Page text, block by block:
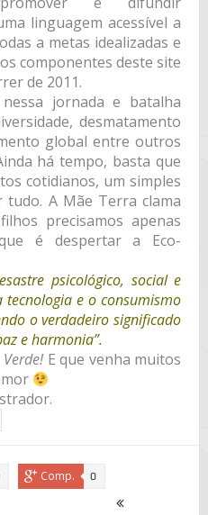
linguagem acessível a
a metas idealizadas e
componentes deste site
de 2011.
jornada e batalha
desmatamento
global entre outros
há tempo, basta que
cotidianos, um simples
A Mãe Terra clama
precisamos apenas
é despertar a Eco-
psicológico, social e
tecnologia e o consumismo
o verdadeiro significado
e harmonia”.
E que venha muitos
Comp. 0